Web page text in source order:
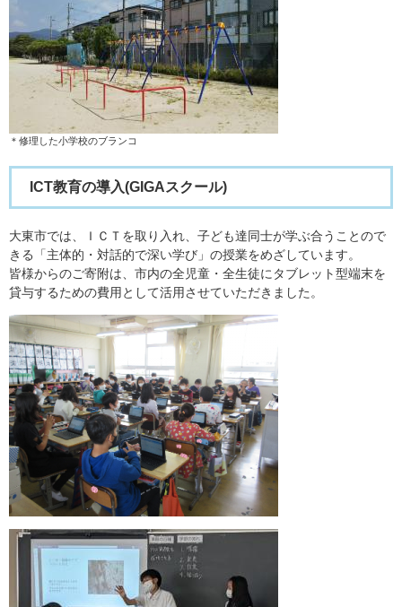
＊修理した小学校のブランコ​
ICT教育の導入(GIGAスクール​)
大東市では、ＩＣＴを取り入れ、子ども達同士が学ぶ合うことので
きる「主体的・対話的で深い学び」の授業をめざしています。
皆様からのご寄附は、市内の全児童・全生徒にタブレット型端末を
貸与するための費用として活用させていただきました。